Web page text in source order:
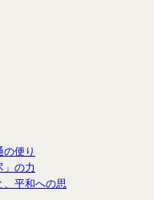
便り
」の力
、平和への思